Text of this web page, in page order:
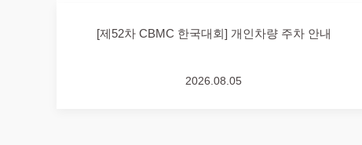
[제52차 CBMC 한국대회] 개인차량 주차 안내
2026.08.05